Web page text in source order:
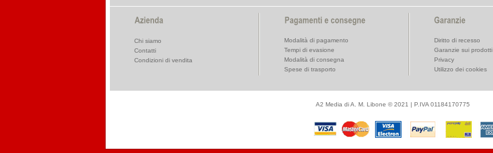
Chi siamo
Contatti
Condizioni di vendita
Modalità di pagamento
Tempi di evasione
Modalità di consegna
Spese di trasporto
Diritto di recesso
Garanzie sui prodotti
Privacy
Utilizzo dei cookies
A2 Media di A. M. Libone © 2021 | P.IVA 01184170775